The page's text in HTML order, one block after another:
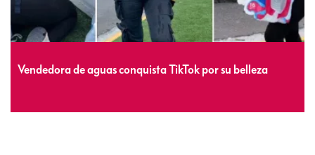
Vendedora de aguas conquista TikTok por su belleza